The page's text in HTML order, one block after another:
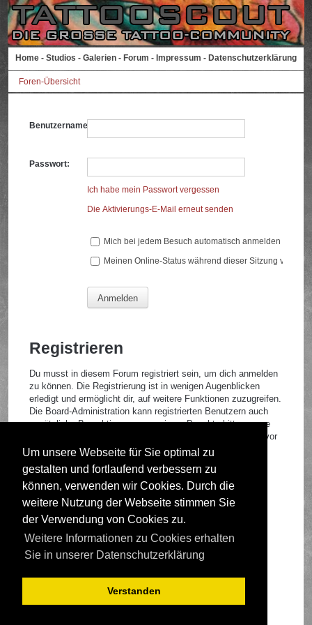
Um unsere Webseite für Sie optimal zu
gestalten und fortlaufend verbessern zu
können, verwenden wir Cookies. Durch die
weitere Nutzung der Webseite stimmen Sie
der Verwendung von Cookies zu.
Weitere Informationen zu Cookies erhalten
Sie in unserer Datenschutzerklärung
Verstanden
Home - Studios - Galerien - Forum - Impressum - Datenschutzerklärung
Foren-Übersicht
Benutzername:
Passwort:
Ich habe mein Passwort vergessen
Die Aktivierungs-E-Mail erneut senden
Mich bei jedem Besuch automatisch anmelden
Meinen Online-Status während dieser Sitzung
Registrieren
Du musst in diesem Forum registriert sein, um dich anmelden
zu können. Die Registrierung ist in wenigen Augenblicken
erledigt und ermöglicht dir, auf weitere Funktionen zuzugreifen.
Die Board-Administration kann registrierten Benutzern auch
zusätzliche Berechtigungen zuweisen. Beachte bitte unsere
Nutzungsbedingungen und die verwandten Regelungen, bevor
du dich registrierst. Bitte beachte auch die jeweiligen
Forenregeln, wenn du dich in diesem Board bewegst.
Nutzungsbedingungen|Datenschutzrichtlinie
Registrieren
Foren-Übersicht
Deutsche Übersetzung durchphpBB.de